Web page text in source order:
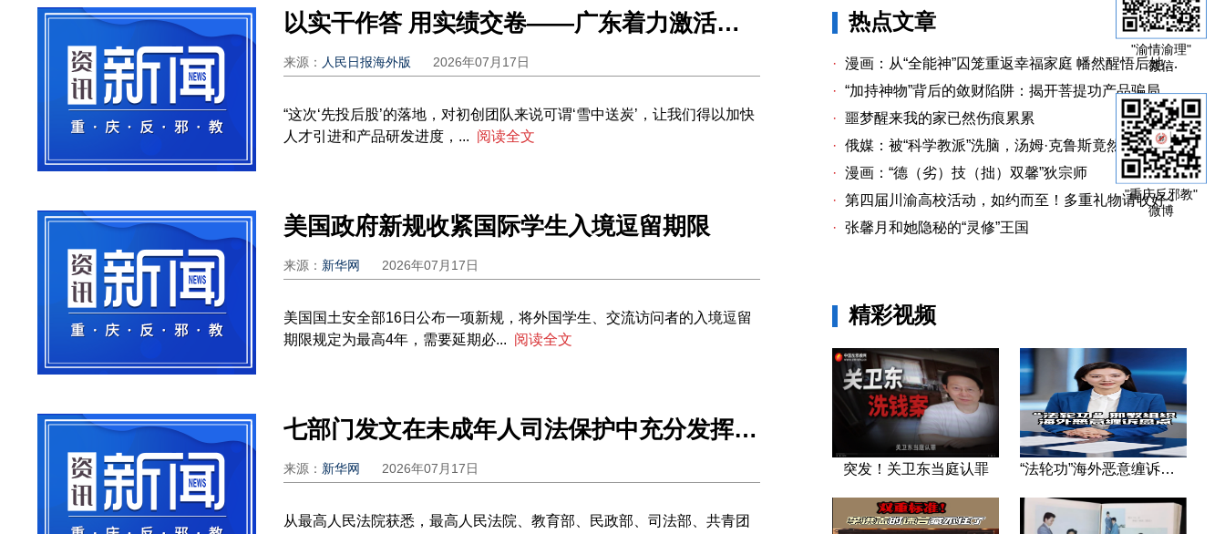
"渝情渝理"
微信
"重庆反邪教"
微博
以实干作答 用实绩交卷——广东着力激活改革、开放、创新动力
来源： 人民日报海外版 2026年07月17日
“这次‘先投后股’的落地，对初创团队来说可谓‘雪中送炭’，让我们得以加快
人才引进和产品研发进度，... 阅读全文
美国政府新规收紧国际学生入境逗留期限
来源： 新华网 2026年07月17日
美国国土安全部16日公布一项新规，将外国学生、交流访问者的入境逗留
期限规定为最高4年，需要延期必... 阅读全文
七部门发文在未成年人司法保护中充分发挥银发力量
来源： 新华网 2026年07月17日
从最高人民法院获悉，最高人民法院、教育部、民政部、司法部、共青团
热点文章
· 漫画：从“全能神”囚笼重返幸福家庭 幡然醒悟后她懊悔不已
· “加持神物”背后的敛财陷阱：揭开菩提功产品骗局的黑幕
· 噩梦醒来我的家已然伤痕累累
· 俄媒：被“科学教派”洗脑，汤姆·克鲁斯竟然放弃亲生女儿
· 漫画：“德（劣）技（拙）双馨”狄宗师
· 第四届川渝高校活动，如约而至！多重礼物请收好~
· 张馨月和她隐秘的“灵修”王国
精彩视频
突发！关卫东当庭认罪 “法轮功”海外恶意缠诉盘点